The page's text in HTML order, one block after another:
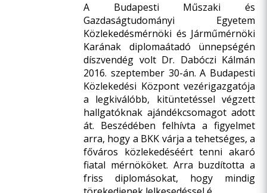
A Budapesti Műszaki és
Gazdaságtudományi Egyetem
Közlekedésmérnöki és Járműmérnöki
Karának diplomaátadó ünnepségén
díszvendég volt Dr. Dabóczi Kálmán
2016. szeptember 30-án. A Budapesti
Közlekedési Központ vezérigazgatója
a legkiválóbb, kitüntetéssel végzett
hallgatóknak ajándékcsomagot adott
át. Beszédében felhívta a figyelmet
arra, hogy a BKK várja a tehetséges, a
főváros közlekedéséért tenni akaró
fiatal mérnököket. Arra buzdította a
friss diplomásokat, hogy mindig